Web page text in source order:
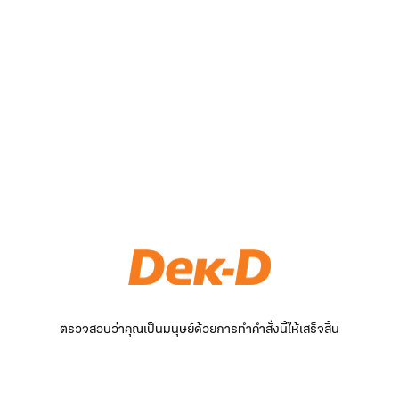
ตรวจสอบว่าคุณเป็นมนุษย์ด้วยการทำคำสั่งนี้ให้เสร็จสิ้น